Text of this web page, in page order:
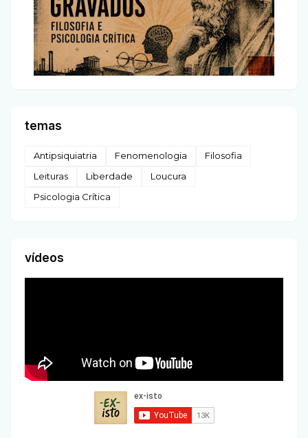
temas
Antipsiquiatria Fenomenologia
Filosofia
Leituras
Liberdade
Loucura
Psicologia Crítica
vídeos